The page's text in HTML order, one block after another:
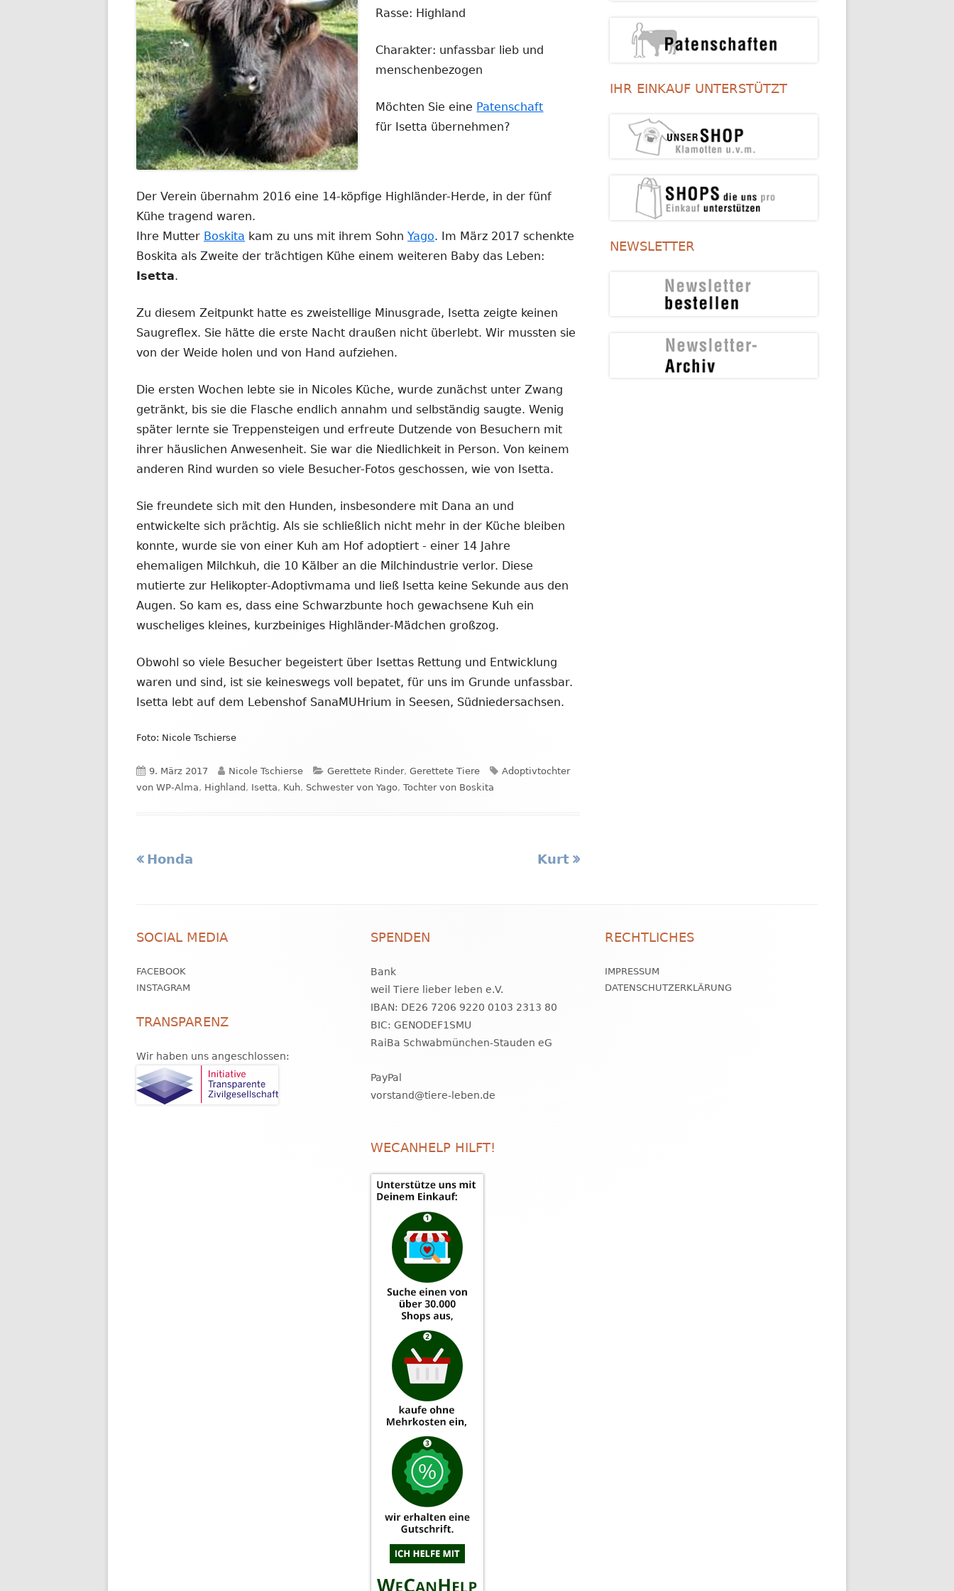
Rasse: Highland
Charakter: unfassbar lieb und
menschenbezogen
Möchten Sie eine Patenschaft
für Isetta übernehmen?
Der Verein übernahm 2016 eine 14-köpfige Highländer-Herde, in der fünf
Kühe tragend waren.
Ihre Mutter Boskita kam zu uns mit ihrem Sohn Yago. Im März 2017 schenkte
Boskita als Zweite der trächtigen Kühe einem weiteren Baby das Leben:
Isetta.
Zu diesem Zeitpunkt hatte es zweistellige Minusgrade, Isetta zeigte keinen
Saugreflex. Sie hätte die erste Nacht draußen nicht überlebt. Wir mussten sie
von der Weide holen und von Hand aufziehen.
Die ersten Wochen lebte sie in Nicoles Küche, wurde zunächst unter Zwang
getränkt, bis sie die Flasche endlich annahm und selbständig saugte. Wenig
später lernte sie Treppensteigen und erfreute Dutzende von Besuchern mit
ihrer häuslichen Anwesenheit. Sie war die Niedlichkeit in Person. Von keinem
anderen Rind wurden so viele Besucher-Fotos geschossen, wie von Isetta.
Sie freundete sich mit den Hunden, insbesondere mit Dana an und
entwickelte sich prächtig. Als sie schließlich nicht mehr in der Küche bleiben
konnte, wurde sie von einer Kuh am Hof adoptiert - einer 14 Jahre
ehemaligen Milchkuh, die 10 Kälber an die Milchindustrie verlor. Diese
mutierte zur Helikopter-Adoptivmama und ließ Isetta keine Sekunde aus den
Augen. So kam es, dass eine Schwarzbunte hoch gewachsene Kuh ein
wuscheliges kleines, kurzbeiniges Highländer-Mädchen großzog.
Obwohl so viele Besucher begeistert über Isettas Rettung und Entwicklung
waren und sind, ist sie keineswegs voll bepatet, für uns im Grunde unfassbar.
Isetta lebt auf dem Lebenshof SanaMUHrium in Seesen, Südniedersachsen.
Foto: Nicole Tschierse
Veröffentlicht
am
9. März 2017 Autor
Nicole Tschierse Kategorien
Gerettete Rinder, Gerettete Tiere Schlagwörter
Adoptivtochter
von WP-Alma, Highland , Isetta, Kuh, Schwester von Yago, Tochter von Boskita
Beitragsnavigation
Vorheriger
Honda
Nächster
Kurt
IHR EINKAUF UNTERSTÜTZT
NEWSLETTER
Inhalt
SOCIAL MEDIA
FACEBOOK
INSTAGRAM
TRANSPARENZ
Wir haben uns angeschlossen:
SPENDEN
Bank
weil Tiere lieber leben e.V.
IBAN: DE26 7206 9220 0103 2313 80
BIC: GENODEF1SMU
RaiBa Schwabmünchen-Stauden eG
PayPal
vorstand@tiere-leben.de
WECANHELP HILFT!
RECHTLICHES
IMPRESSUM
DATENSCHUTZERKLÄRUNG